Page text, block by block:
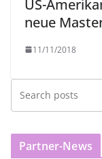
US-
neue
11/11/2018
Partner-News